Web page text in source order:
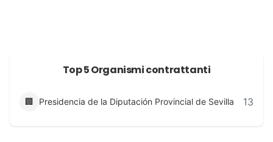
Top 5 Organismi contrattanti
🏢 Presidencia de la Diputación Provincial de Sevilla 13